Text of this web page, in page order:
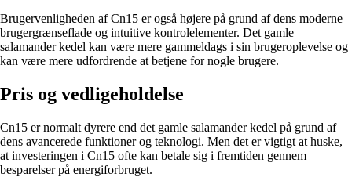
Brugervenligheden af Cn15 er også højere på grund af dens moderne
brugergrænseflade og intuitive kontrolelementer. Det gamle
salamander kedel kan være mere gammeldags i sin brugeroplevelse og
kan være mere udfordrende at betjene for nogle brugere.
Pris og vedligeholdelse
Cn15 er normalt dyrere end det gamle salamander kedel på grund af
dens avancerede funktioner og teknologi. Men det er vigtigt at huske,
at investeringen i Cn15 ofte kan betale sig i fremtiden gennem
besparelser på energiforbruget.